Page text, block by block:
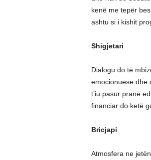
kenë me tepër
ashtu si i kishit
Shigjetari
Dialogu do të
emocionuese dhe
t’iu pasur pranë
financiar do ketë
Bricjapi
Atmosfera ne